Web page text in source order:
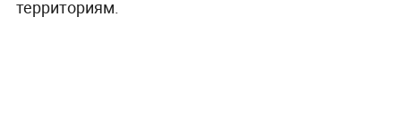
территориям.